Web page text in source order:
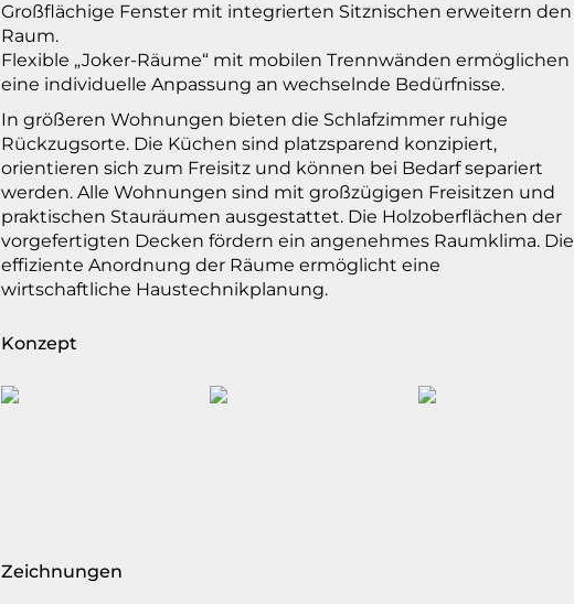
Großflächige Fenster mit integrierten Sitznischen erweitern den
Raum.
Flexible „Joker-Räume“ mit mobilen Trennwänden ermöglichen
eine individuelle Anpassung an wechselnde Bedürfnisse.
In größeren Wohnungen bieten die Schlafzimmer ruhige
Rückzugsorte. Die Küchen sind platzsparend konzipiert,
orientieren sich zum Freisitz und können bei Bedarf separiert
werden. Alle Wohnungen sind mit großzügigen Freisitzen und
praktischen Stauräumen ausgestattet. Die Holzoberflächen der
vorgefertigten Decken fördern ein angenehmes Raumklima. Die
effiziente Anordnung der Räume ermöglicht eine
wirtschaftliche Haustechnikplanung.
Konzept
Zeichnungen